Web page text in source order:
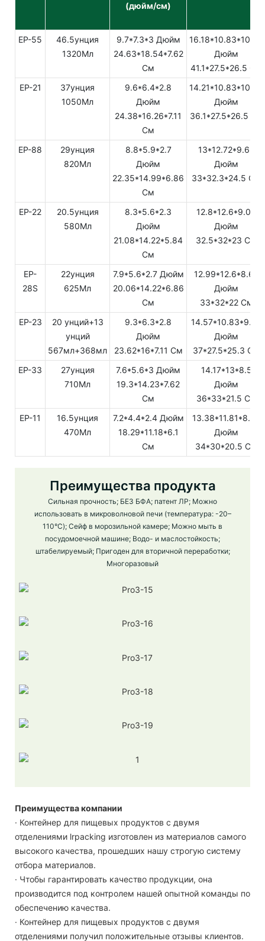
(дюйм/см)
EP-55
46.5унция
1320Мл
9.7*7.3*3 Дюйм
24.63*18.54*7.62
См
16.18*10.83*10.43
Дюйм
41.1*27.5*26.5 См
EP-21
37унция
1050Мл
9.6*6.4*2.8
Дюйм
24.38*16.26*7.11
См
14.21*10.83*10.43
Дюйм
36.1*27.5*26.5 См
EP-88
29унция
820Мл
8.8*5.9*2.7
Дюйм
22.35*14.99*6.86
См
13*12.72*9.65
Дюйм
33*32.3*24.5 См
EP-22
20.5унция
580Мл
8.3*5.6*2.3
Дюйм
21.08*14.22*5.84
См
12.8*12.6*9.06
Дюйм
32.5*32*23 См
EP-
28S
22унция
625Мл
7.9*5.6*2.7 Дюйм
20.06*14.22*6.86
См
12.99*12.6*8.66
Дюйм
33*32*22 См
EP-23
20 унций+13
унций
567мл+368мл
9.3*6.3*2.8
Дюйм
23.62*16*7.11 См
14.57*10.83*9.96
Дюйм
37*27.5*25.3 См
EP-33
27унция
710Мл
7.6*5.6*3 Дюйм
19.3*14.23*7.62
См
14.17*13*8.5
Дюйм
36*33*21.5 См
EP-11
16.5унция
470Мл
7.2*4.4*2.4 Дюйм
18.29*11.18*6.1
См
13.38*11.81*8.07
Дюйм
34*30*20.5 См
Преимущества продукта
Сильная прочность; БЕЗ БФА; патент ЛР; Можно
использовать в микроволновой печи (температура: -20–
110°C); Сейф в морозильной камере; Можно мыть в
посудомоечной машине; Водо- и маслостойкость;
штабелируемый; Пригоден для вторичной переработки;
Многоразовый
Преимущества компании
· Контейнер для пищевых продуктов с двумя
отделениями lrpacking изготовлен из материалов самого
высокого качества, прошедших нашу строгую систему
отбора материалов.
· Чтобы гарантировать качество продукции, она
производится под контролем нашей опытной команды по
обеспечению качества.
· Контейнер для пищевых продуктов с двумя
отделениями получил положительные отзывы клиентов.